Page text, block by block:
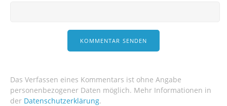
Das Verfassen eines Kommentars ist ohne Angabe
personenbezogener Daten möglich. Mehr Informationen in
der Datenschutzerklärung.